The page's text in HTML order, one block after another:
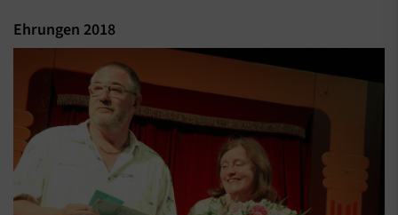
Ehrungen 2018